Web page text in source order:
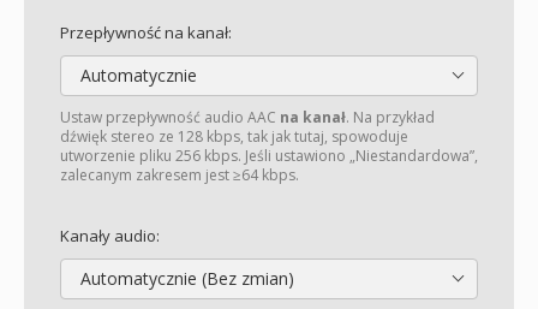
Przepływność na kanał:
Automatycznie
Ustaw przepływność audio AAC na kanał. Na przykład
dźwięk stereo ze 128 kbps, tak jak tutaj, spowoduje
utworzenie pliku 256 kbps. Jeśli ustawiono „Niestandardowa”,
zalecanym zakresem jest ≥64 kbps.
Kanały audio:
Automatycznie (Bez zmian)